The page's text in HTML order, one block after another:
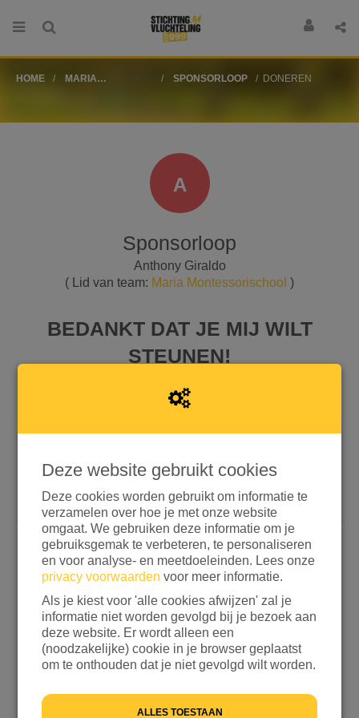
HOME
MARIA
SPONSORLOOP DONEREN
A
Sponsorloop
Anthony Giraldo
( Lid van team: Maria Montessorischool )
BEDANKT DAT JE MIJ WILT
STEUNEN!
Snel doneren met iDEAL | Wero
Doneren met aanvullende opties
Kies een bedrag
ANDERS
Ik wil bijdragen aan de transactiekosten en betaal
Ik wil niet bijdragen aan de transactiekosten
Deze website gebruikt cookies
Deze cookies worden gebruikt om informatie te
verzamelen over hoe je met onze website
omgaat. We gebruiken deze informatie om je
gebruiksgemak te verbeteren, te personaliseren
en voor analyse- en meetdoeleinden. Lees onze
privacy voorwaarden voor meer informatie.
Als je kiest voor 'alle cookies afwijzen' zal je
informatie niet worden gevolgd bij je bezoek aan
deze website. Er wordt alleen een
(noodzakelijke) cookie in je browser geplaatst
om te onthouden dat je niet gevolgd wilt worden.
ALLES TOESTAAN